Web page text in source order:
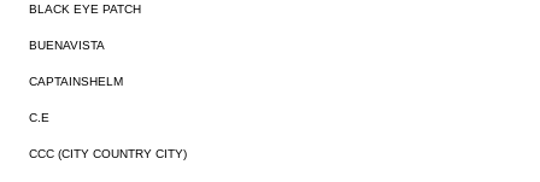
BLACK EYE PATCH
BUENAVISTA
CAPTAINSHELM
C.E
CCC (CITY COUNTRY CITY)